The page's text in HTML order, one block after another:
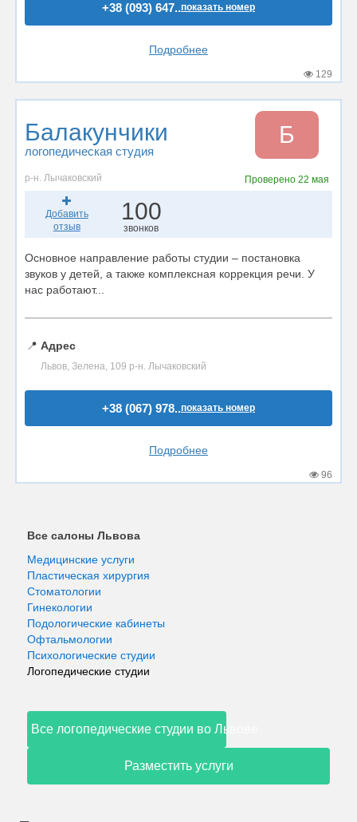
+38 (093) 647..показать номер
Подробнее
129
Балакунчики
логопедическая студия
Б
р-н. Лычаковский Проверено22 мая
Добавить
отзыв
100
звонков
Основное направление работы студии – постановка
звуков у детей, а также комплексная коррекция речи. У
нас работают...
📍 Адрес
Львов, Зелена, 109 р-н. Лычаковский
+38 (067) 978..показать номер
Подробнее
96
Все салоны Львова
Медицинские услуги
Пластическая хирургия
Стоматологии
Гинекологии
Подологические кабинеты
Офтальмологии
Психологические студии
Логопедические студии
Все логопедические студии во Львове
Разместить услуги